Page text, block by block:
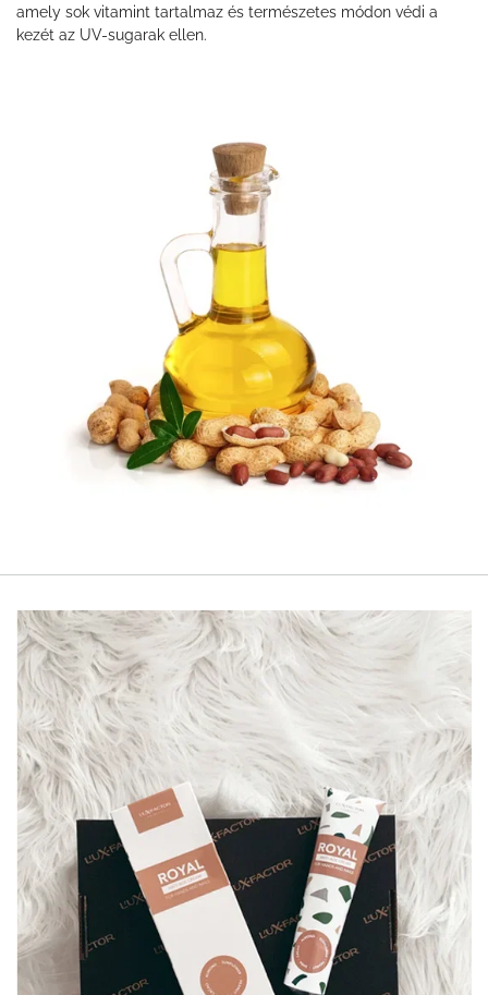
amely sok vitamint tartalmaz és természetes módon védi a
kezét az UV-sugarak ellen.